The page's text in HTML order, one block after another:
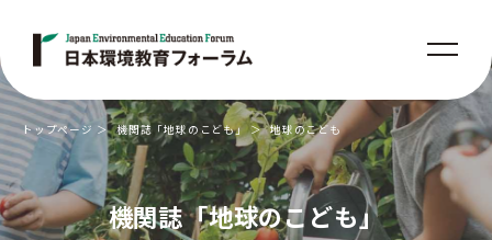
機関誌「地球のこども」
トップページ 機関誌「地球のこども」 地球のこども